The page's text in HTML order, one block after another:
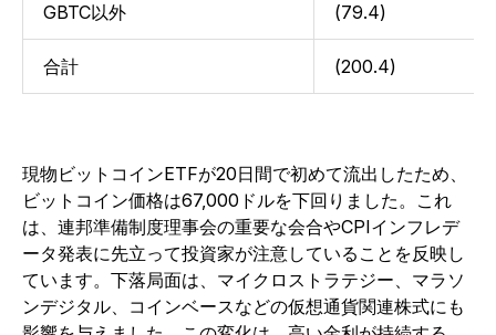
GBTC以外 (79.4)
合計 (200.4)
現物ビットコインETFが20日間で初めて流出したため、
ビットコイン価格は67,000ドルを下回りました。これ
は、連邦準備制度理事会の重要な会合やCPIインフレデ
ータ発表に先立って投資家が注意していることを反映し
ています。下落局面は、マイクロストラテジー、マラソ
ンデジタル、コインベースなどの仮想通貨関連株式にも